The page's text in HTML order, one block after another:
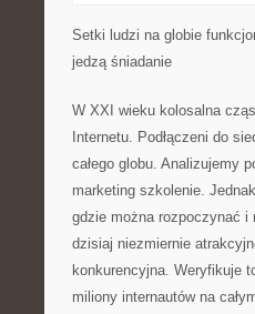
Setki ludzi na globie
jedzą śniadanie
W XXI wieku kolosalna
Internetu. Podłączeni do
całego globu. Analizujemy
marketing szkolenie.
gdzie można rozpoczynać i
dzisiaj niezmiernie
konkurencyjna. Weryfikuje
miliony internautów na